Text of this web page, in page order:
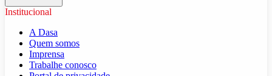
Institucional
A Dasa
Quem somos
Imprensa
Trabalhe conosco